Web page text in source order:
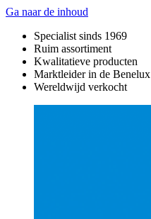
Ga naar de inhoud
Specialist sinds 1969
Ruim assortiment
Kwalitatieve producten
Marktleider in de Benelux
Wereldwijd verkocht